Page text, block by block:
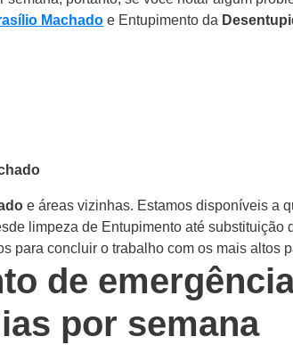
Machado e Entupimento da
e áreas vizinhas. Estamos disponíveis a
limpeza de Entupimento até
para concluir o trabalho com os mais altos
de
por semana